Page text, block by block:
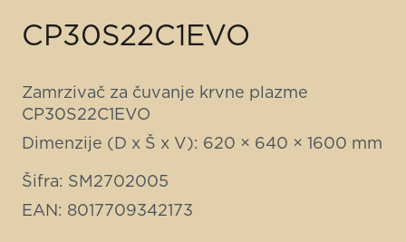
CP30S22C1EVO
Zamrzivač za čuvanje krvne plazme
CP30S22C1EVO
Dimenzije (D x Š x V): 620 × 640 × 1600 mm
Šifra: SM2702005
EAN: 8017709342173